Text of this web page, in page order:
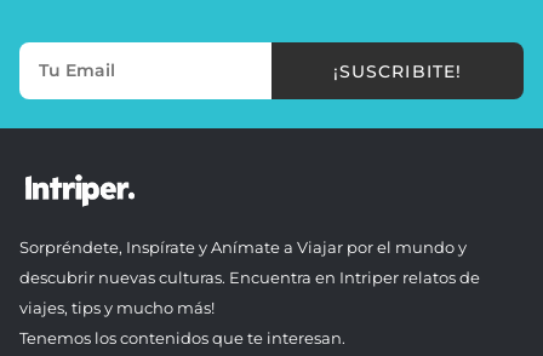
¡SUSCRIBITE!
Sorpréndete, Inspírate y Anímate a Viajar por el mundo y
descubrir nuevas culturas. Encuentra en Intriper relatos de
viajes, tips y mucho más!
Tenemos los contenidos que te interesan.